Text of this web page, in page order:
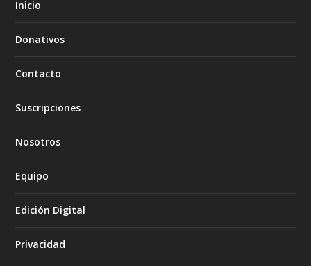
Inicio
Donativos
Contacto
Suscripciones
Nosotros
Equipo
Edición Digital
Privacidad